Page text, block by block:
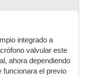
integrado a
valvular este
ahora dependiendo
funcionara el previo